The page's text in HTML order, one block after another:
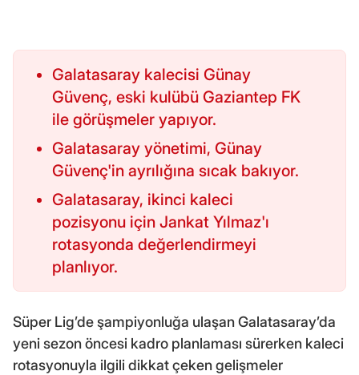
Galatasaray kalecisi Günay
Güvenç, eski kulübü Gaziantep FK
ile görüşmeler yapıyor.
Galatasaray yönetimi, Günay
Güvenç'in ayrılığına sıcak bakıyor.
Galatasaray, ikinci kaleci
pozisyonu için Jankat Yılmaz'ı
rotasyonda değerlendirmeyi
planlıyor.
Süper Lig’de şampiyonluğa ulaşan Galatasaray’da
yeni sezon öncesi kadro planlaması sürerken kaleci
rotasyonuyla ilgili dikkat çeken gelişmeler